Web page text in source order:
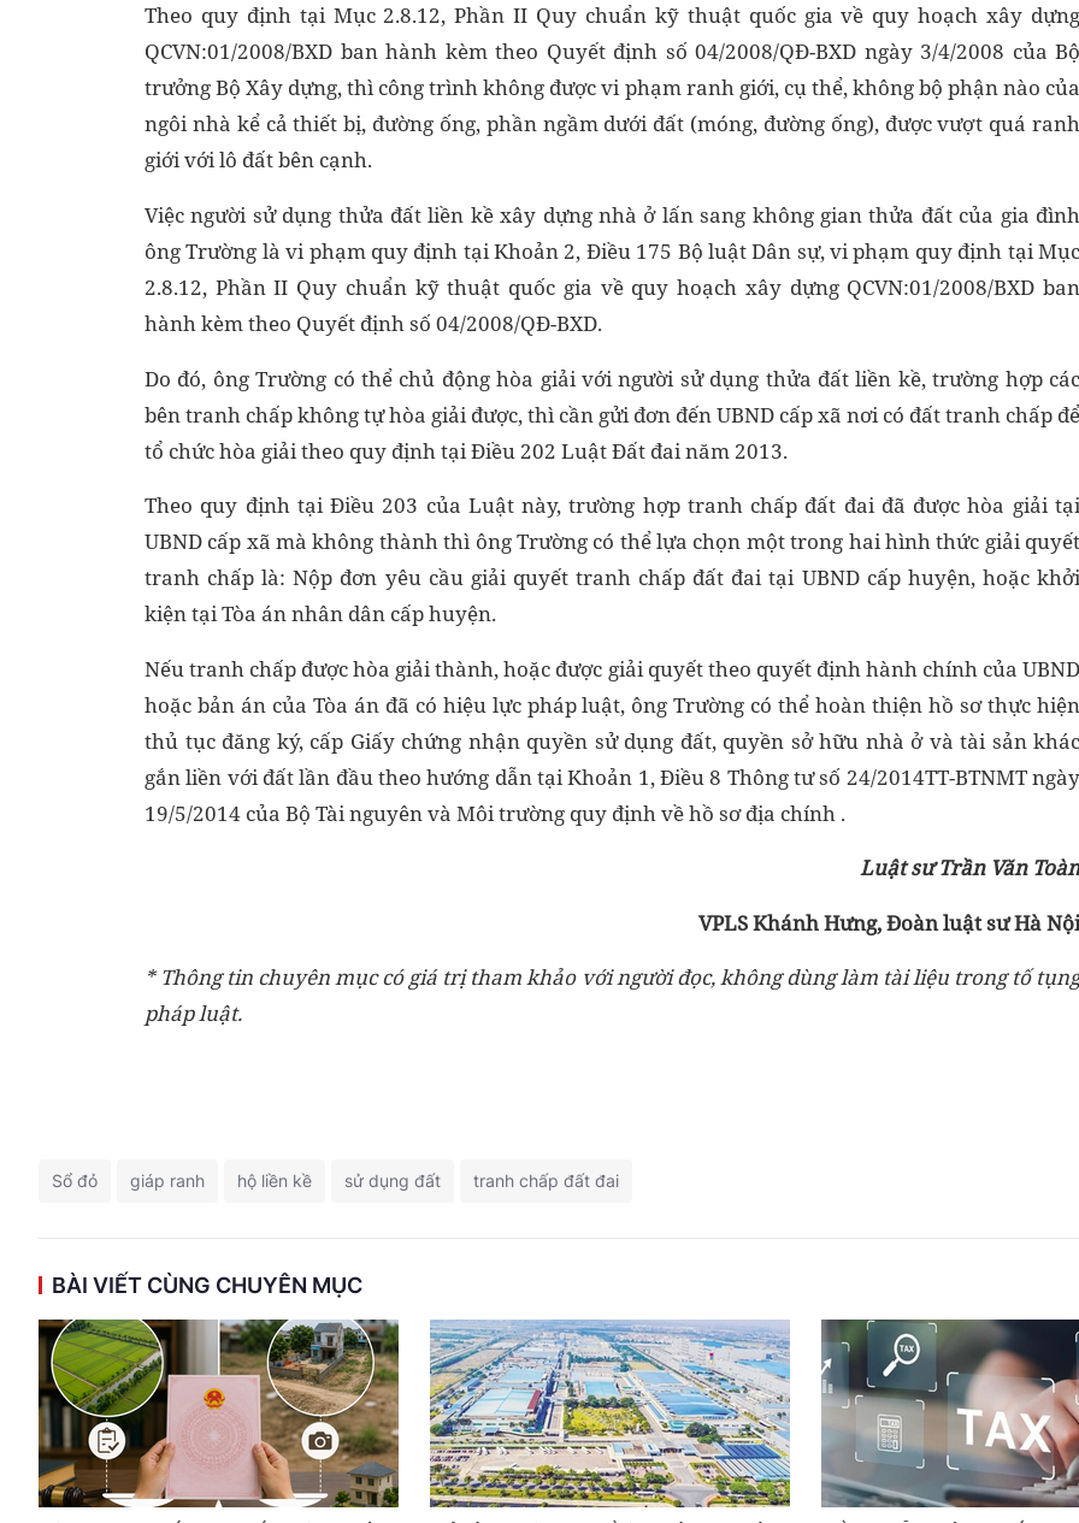
Theo quy định tại Mục 2.8.12, Phần II Quy chuẩn kỹ thuật quốc gia về quy hoạch xây dựng
QCVN:01/2008/BXD ban hành kèm theo Quyết định số 04/2008/QĐ-BXD ngày 3/4/2008 của Bộ
trưởng Bộ Xây dựng, thì công trình không được vi phạm ranh giới, cụ thể, không bộ phận nào của
ngôi nhà kể cả thiết bị, đường ống, phần ngầm dưới đất (móng, đường ống), được vượt quá ranh
giới với lô đất bên cạnh.
Việc người sử dụng thửa đất liền kề xây dựng nhà ở lấn sang không gian thửa đất của gia đình
ông Trường là vi phạm quy định tại Khoản 2, Điều 175 Bộ luật Dân sự, vi phạm quy định tại Mục
2.8.12, Phần II Quy chuẩn kỹ thuật quốc gia về quy hoạch xây dựng QCVN:01/2008/BXD ban
hành kèm theo Quyết định số 04/2008/QĐ-BXD.
Do đó, ông Trường có thể chủ động hòa giải với người sử dụng thửa đất liền kề, trường hợp các
bên tranh chấp không tự hòa giải được, thì cần gửi đơn đến UBND cấp xã nơi có đất tranh chấp để
tổ chức hòa giải theo quy định tại Điều 202 Luật Đất đai năm 2013.
Theo quy định tại Điều 203 của Luật này, trường hợp tranh chấp đất đai đã được hòa giải tại
UBND cấp xã mà không thành thì ông Trường có thể lựa chọn một trong hai hình thức giải quyết
tranh chấp là: Nộp đơn yêu cầu giải quyết tranh chấp đất đai tại UBND cấp huyện, hoặc khởi
kiện tại Tòa án nhân dân cấp huyện.
Nếu tranh chấp được hòa giải thành, hoặc được giải quyết theo quyết định hành chính của UBND
hoặc bản án của Tòa án đã có hiệu lực pháp luật, ông Trường có thể hoàn thiện hồ sơ thực hiện
thủ tục đăng ký, cấp Giấy chứng nhận quyền sử dụng đất, quyền sở hữu nhà ở và tài sản khác
gắn liền với đất lần đầu theo hướng dẫn tại Khoản 1, Điều 8 Thông tư số 24/2014TT-BTNMT ngày
19/5/2014 của Bộ Tài nguyên và Môi trường quy định về hồ sơ địa chính .
Luật sư Trần Văn Toàn
VPLS Khánh Hưng, Đoàn luật sư Hà Nội
* Thông tin chuyên mục có giá trị tham khảo với người đọc, không dùng làm tài liệu trong tố tụng
pháp luật.
Sổ đỏ giáp ranh hộ liền kề sử dụng đất tranh chấp đất đai
BÀI VIẾT CÙNG CHUYÊN MỤC